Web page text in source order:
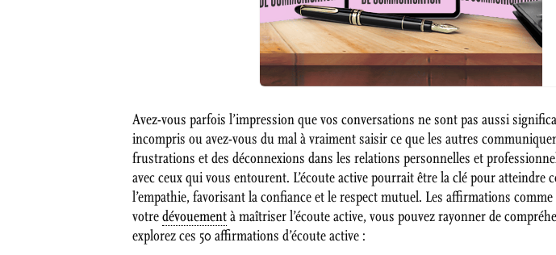
Avez-vous parfois l’impression que vos conversations ne sont pas aussi
incompris ou avez-vous du mal à vraiment saisir ce que les autres
frustrations et des déconnexions dans les relations personnelles et
avec ceux qui vous entourent. L’écoute active pourrait être la clé pour
l’empathie, favorisant la confiance et le respect mutuel. Les affirmations
votredévouementà maîtriser l’écoute active, vous pouvez rayonner de
explorez ces 50 affirmations d’écoute active :